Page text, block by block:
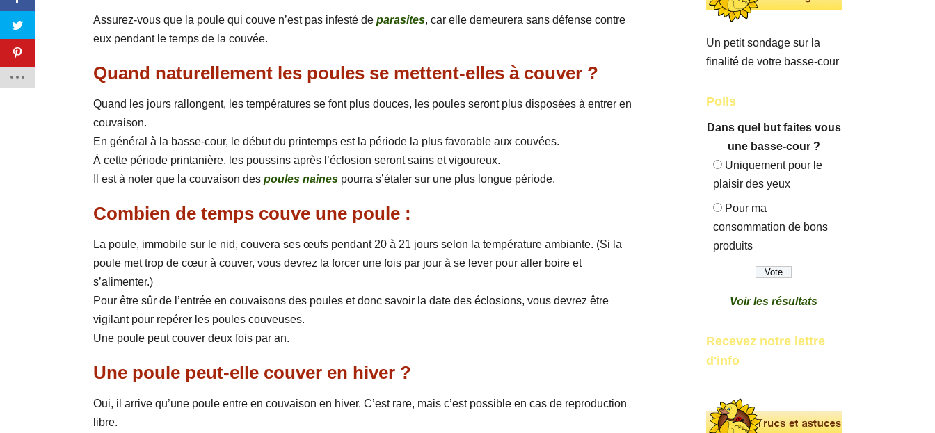
Assurez-vous que la poule qui couve n’est pas infesté deparasites, car elle demeurera sans défense contre
eux pendant le temps de la couvée.
Quand naturellement les poules se mettent-elles à couver ?
Quand les jours rallongent, les températures se font plus douces, les poules seront plus disposées à entrer en
couvaison.
En général à la basse-cour, le début du printemps est la période la plus favorable aux couvées.
À cette période printanière, les poussins après l’éclosion seront sains et vigoureux.
Il est à noter que la couvaison despoules naines pourra s’étaler sur une plus longue période.
Combien de temps couve une poule :
La poule, immobile sur le nid, couvera ses œufs pendant 20 à 21 jours selon la température ambiante. (Si la
poule met trop de cœur à couver, vous devrez la forcer une fois par jour à se lever pour aller boire et
s’alimenter.)
Pour être sûr de l’entrée en couvaisons des poules et donc savoir la date des éclosions, vous devrez être
vigilant pour repérer les poules couveuses.
Une poule peut couver deux fois par an.
Une poule peut-elle couver en hiver ?
Oui, il arrive qu’une poule entre en couvaison en hiver. C’est rare, mais c’est possible en cas de reproduction
libre.
Un petit sondage sur la
finalité de votre basse-cour
Polls
Dans quel but faites vous
une basse-cour ?
Uniquement pour le
plaisir des yeux
Pour ma
consommation de bons
produits
Voir les résultats
Recevez notre lettre
d'info